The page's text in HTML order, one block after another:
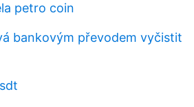
petro coin
bankovým převodem vyčistit